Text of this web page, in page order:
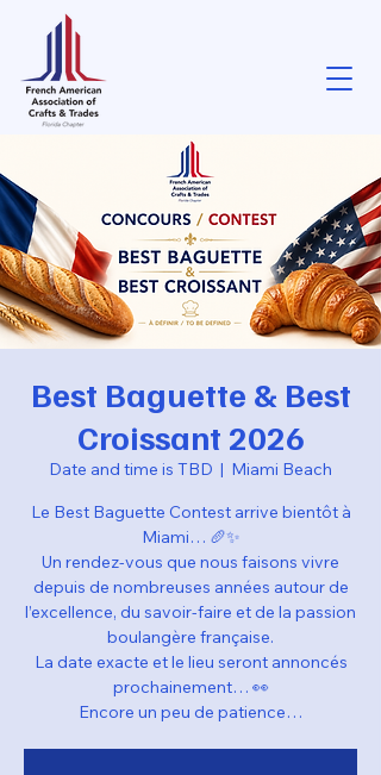
Best Baguette & Best
Croissant 2026
Date and time is TBD
  |
Miami Beach
Le Best Baguette Contest arrive bientôt à
Miami… 🥖✨
Un rendez-vous que nous faisons vivre
depuis de nombreuses années autour de
l’excellence, du savoir-faire et de la passion
boulangère française.
La date exacte et le lieu seront annoncés
prochainement… 👀
Encore un peu de patience…